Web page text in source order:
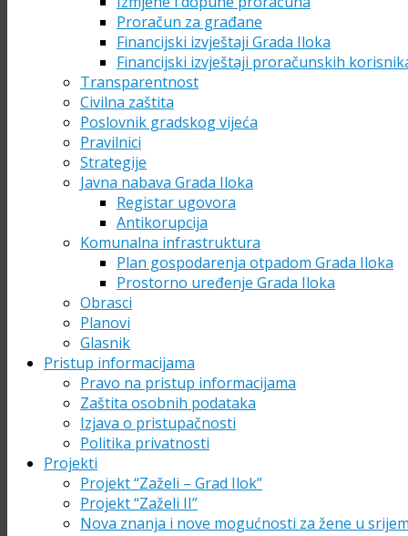
Proračun za građane
Financijski izvještaji Grada Iloka
Financijski izvještaji proračunskih
Transparentnost
Civilna zaštita
Poslovnik gradskog vijeća
Pravilnici
Strategije
Javna nabava Grada Iloka
Registar ugovora
Antikorupcija
Komunalna infrastruktura
Plan gospodarenja otpadom Grada Iloka
Prostorno uređenje Grada Iloka
Obrasci
Planovi
Glasnik
Pristup informacijama
Pravo na pristup informacijama
Zaštita osobnih podataka
Izjava o pristupačnosti
Politika privatnosti
Projekti
Projekt “Zaželi – Grad Ilok”
Projekt “Zaželi II”
Nova znanja i nove mogućnosti za žene u